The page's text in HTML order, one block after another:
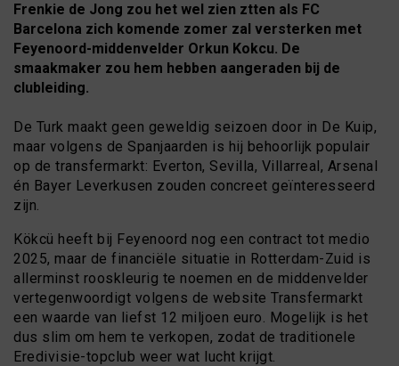
Frenkie de Jong zou het wel zien ztten als FC
Barcelona zich komende zomer zal versterken met
Feyenoord-middenvelder Orkun Kokcu. De
smaakmaker zou hem hebben aangeraden bij de
clubleiding.
De Turk maakt geen geweldig seizoen door in De Kuip,
maar volgens de Spanjaarden is hij behoorlijk populair
op de transfermarkt: Everton, Sevilla, Villarreal, Arsenal
én Bayer Leverkusen zouden concreet geïnteresseerd
zijn.
Kökcü heeft bij Feyenoord nog een contract tot medio
2025, maar de financiële situatie in Rotterdam-Zuid is
allerminst rooskleurig te noemen en de middenvelder
vertegenwoordigt volgens de website Transfermarkt
een waarde van liefst 12 miljoen euro. Mogelijk is het
dus slim om hem te verkopen, zodat de traditionele
Eredivisie-topclub weer wat lucht krijgt.